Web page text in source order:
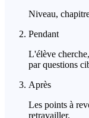
Niveau,
Pendant
L'élève
par questions
Après
Les points à
retravailler.